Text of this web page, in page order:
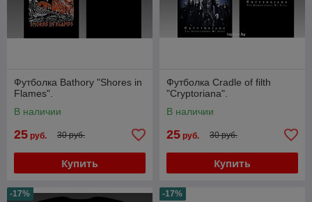
Футболка Bathory "Shores in
Flames".
В наличии
25 руб. 30 руб.
Купить
Футболка Cradle of filth
"Cryptoriana".
В наличии
25 руб. 30 руб.
Купить
-17% -17%